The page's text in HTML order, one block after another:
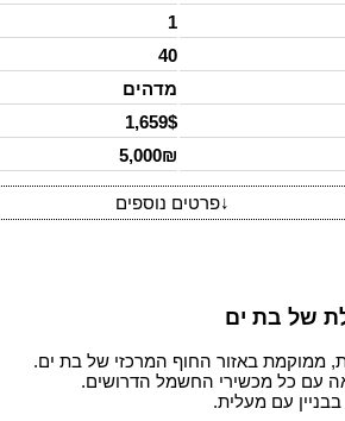
1
40
מדהים
1,659$
5,000₪
↓פרטים נוספים
עם כל מכשירי החשמל הדרושים.